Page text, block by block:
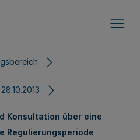
Konsultation über eine
Regulierungsperiode